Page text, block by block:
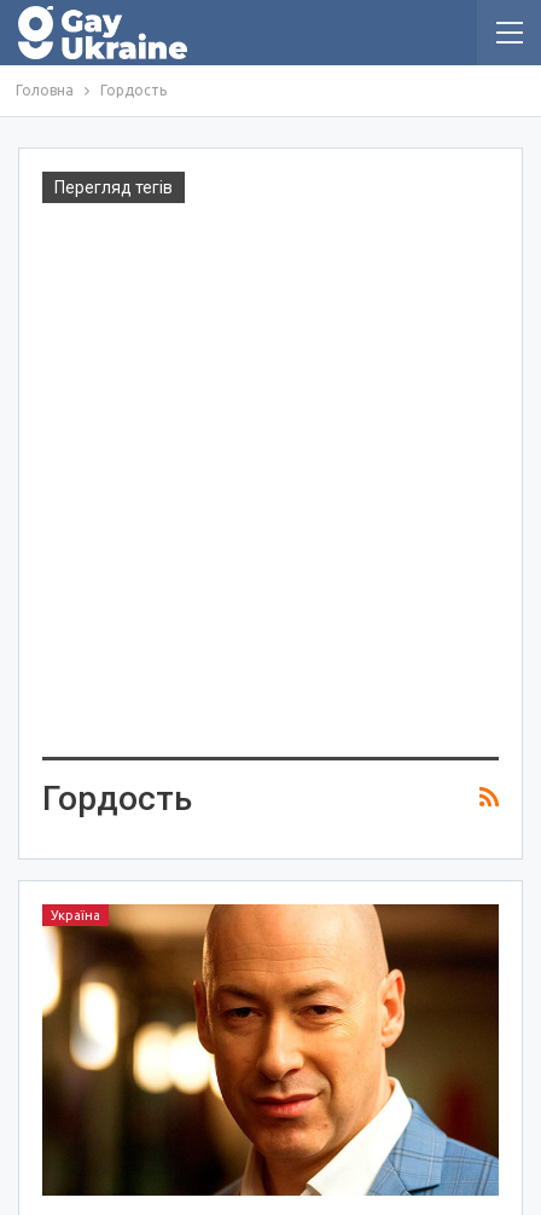
Головна Гордость
Перегляд тегів
Гордость
Україна